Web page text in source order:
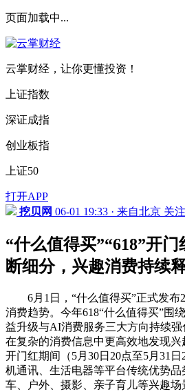
页面加载中...
云掌财经，让你更懂投资！
上证指数
深证成指
创业板指
上证50
打开APP
挖贝网 06-01 19:33 · 来自北京 关注
“什么值得买”“618”开
断细分，兴趣消费持续
6月1日，“什么值得买”正式发布
消费趋势。今年618“什么值得买”围
益升级与AI消费服务三大方向持续
在复杂的消费信息中更高效地发现兴
开门红期间（5月30日20点至5月31
机通讯、生活电器等平台传统优势
车、户外、摄影、亲子育儿等兴趣